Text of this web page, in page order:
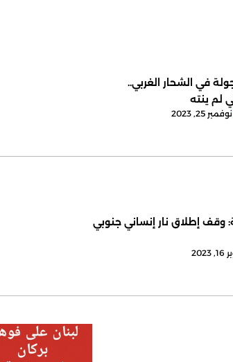
في الشحار الغربي..
لم ينته
نوفمبر 25, 2023
وقف إطلاق نار إنساني جنوبي